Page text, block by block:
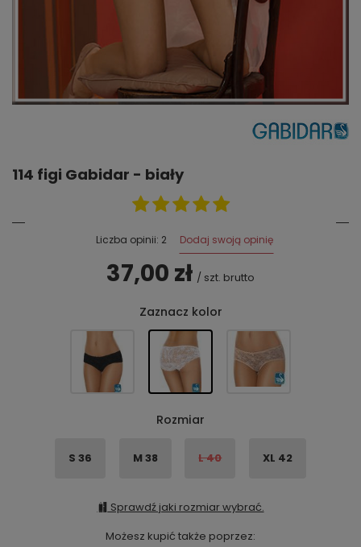
114 figi Gabidar - biały
Liczba opinii: 2 Dodaj swoją opinię
37,00 zł / szt. brutto
Zaznacz kolor
Rozmiar
S 36 M 38 L 40 XL 42
Sprawdź jaki rozmiar wybrać.
Możesz kupić także poprzez: